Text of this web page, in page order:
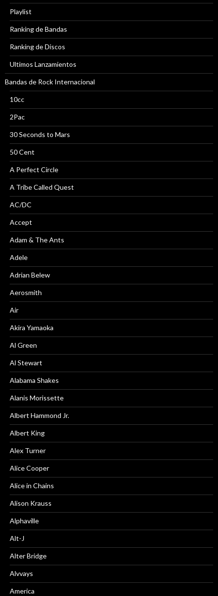
Playlist
Ranking de Bandas
Ranking de Discos
Ultimos Lanzamientos
Bandas de Rock Internacional
10cc
2Pac
30 Seconds to Mars
50 Cent
A Perfect Circle
A Tribe Called Quest
AC/DC
Accept
Adam & The Ants
Adele
Adrian Belew
Aerosmith
Air
Akira Yamaoka
Al Green
Al Stewart
Alabama Shakes
Alanis Morissette
Albert Hammond Jr.
Albert King
Alex Turner
Alice Cooper
Alice in Chains
Alison Krauss
Alphaville
Alt-J
Alter Bridge
Alvvays
America